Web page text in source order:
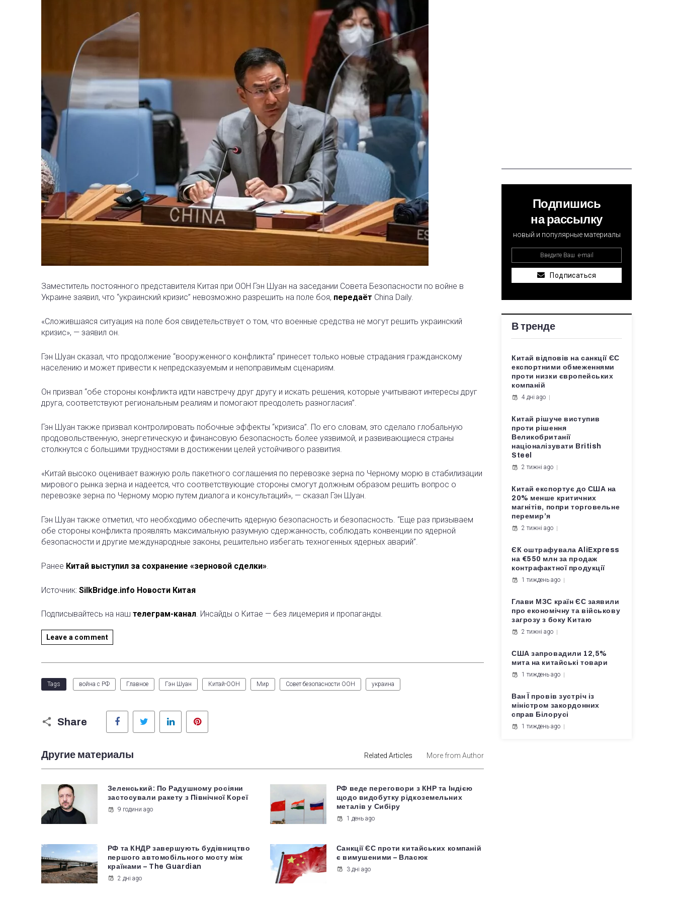
Заместитель постоянного представителя Китая при ООН Гэн Шуан на заседании Совета Безопасности по войне в
Украине заявил, что “украинский кризис” невозможно разрешить на поле боя, передаёт China Daily.
«Сложившаяся ситуация на поле боя свидетельствует о том, что военные средства не могут решить украинский
кризис», — заявил он.
Гэн Шуан сказал, что продолжение “вооруженного конфликта” принесет только новые страдания гражданскому
населению и может привести к непредсказуемым и непоправимым сценариям.
Он призвал “обе стороны конфликта идти навстречу друг другу и искать решения, которые учитывают интересы друг
друга, соответствуют региональным реалиям и помогают преодолеть разногласия”.
Гэн Шуан также призвал контролировать побочные эффекты “кризиса”. По его словам, это сделало глобальную
продовольственную, энергетическую и финансовую безопасность более уязвимой, и развивающиеся страны
столкнутся с большими трудностями в достижении целей устойчивого развития.
«Китай высоко оценивает важную роль пакетного соглашения по перевозке зерна по Черному морю в стабилизации
мирового рынка зерна и надеется, что соответствующие стороны смогут должным образом решить вопрос о
перевозке зерна по Черному морю путем диалога и консультаций», — сказал Гэн Шуан.
Гэн Шуан также отметил, что необходимо обеспечить ядерную безопасность и безопасность. “Еще раз призываем
обе стороны конфликта проявлять максимальную разумную сдержанность, соблюдать конвенции по ядерной
безопасности и другие международные законы, решительно избегать техногенных ядерных аварий”.
Ранее Китай выступил за сохранение «зерновой сделки».
Источник: SilkBridge.info Новости Китая
Подписывайтесь на наш телеграм-канал. Инсайды о Китае — без лицемерия и пропаганды.
Leave a comment
Tags война с РФ Главное Гэн Шуан Китай-ООН Мир Совет безопасности ООН украина
Share
Facebook Twitter LinkedIn
Другие материалы Related Articles More from Author
Зеленський: По Радушному росіяни
застосували ракету з Північної Кореї
9 години ago
РФ веде переговори з КНР та Індією
щодо видобутку рідкоземельних
металів у Сибіру
1 день ago
РФ та КНДР завершують будівництво
першого автомобільного мосту між
країнами – The Guardian
2 дні ago
Санкції ЄС проти китайських компаній
є вимушеними – Власюк
3 дні ago
Подпишись
на рассылку
новый и популярные материалы
Подписаться
В тренде
Китай відповів на санкції ЄС
експортними обмеженнями
проти низки європейських
компаній
4 дні ago
Китай рішуче виступив
проти рішення
Великобританії
націоналізувати British
Steel
2 тижні ago
Китай експортує до США на
20% менше критичних
магнітів, попри торговельне
перемир’я
2 тижні ago
ЄК оштрафувала AliExpress
на €550 млн за продаж
контрафактної продукції
1 тиждень ago
Глави МЗС країн ЄС заявили
про економічну та військову
загрозу з боку Китаю
2 тижні ago
США запровадили 12,5%
мита на китайські товари
1 тиждень ago
Ван Ї провів зустріч із
міністром закордонних
справ Білорусі
1 тиждень ago